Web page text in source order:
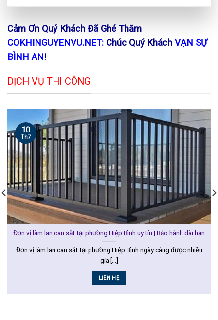
Cảm Ơn Quý Khách Đã Ghé Thăm
COKHINGUYENVU.NET: Chúc Quý Khách VẠN SỰ
BÌNH AN!
DỊCH VỤ THI CÔNG
Đơn vị làm lan can sắt tại phường Hiệp Bình uy tín | Bảo hành dài hạn
Đơn vị làm lan can sắt tại phường Hiệp Bình ngày càng được nhiều
gia [...]
LIÊN HỆ
10
Th7